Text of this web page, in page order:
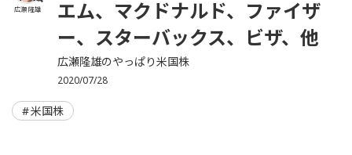
広瀬 隆雄
エム、マクドナルド、ファイザ
ー、スターバックス、ビザ、他
広瀬隆雄のやっぱり米国株
2020/07/28
米国株